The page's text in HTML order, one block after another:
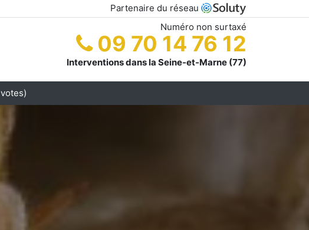
Partenaire du réseau
Numéro non surtaxé
09 70 14 76 12
Interventions dans la Seine-et-Marne (77)
votes)